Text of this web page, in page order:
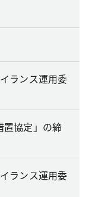
ランス運用委
置協定」の締
ランス運用委